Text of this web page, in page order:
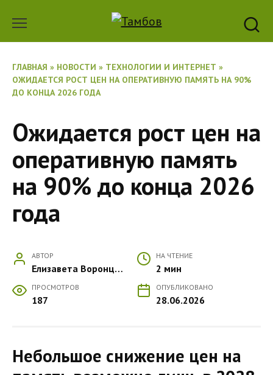
содержанию
ГЛАВНАЯ » НОВОСТИ » ТЕХНОЛОГИИ И ИНТЕРНЕТ »
ОЖИДАЕТСЯ РОСТ ЦЕН НА ОПЕРАТИВНУЮ ПАМЯТЬ НА 90%
ДО КОНЦА 2026 ГОДА
Ожидается рост цен на
оперативную память
на 90% до конца 2026
года
АВТОР
Елизавета Воронцова
НА ЧТЕНИЕ
2 мин
ПРОСМОТРОВ
187
ОПУБЛИКОВАНО
28.06.2026
Небольшое снижение цен на